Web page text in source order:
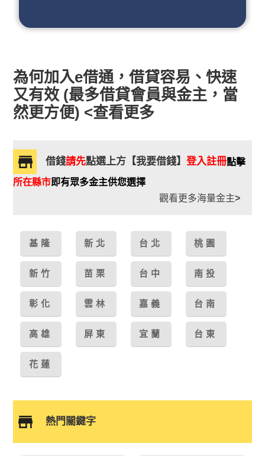
為何加入e借通，借貸容易、快速
又有效 (最多借貸會員與金主，當
然更方便) <查看更多
借錢請先點選上方【我要借錢】登入註冊點擊
所在縣市即有眾多金主供您選擇
觀看更多海量金主>
基隆 新北 台北 桃園
新竹 苗栗 台中 南投
彰化 雲林 嘉義 台南
高雄 屏東 宜蘭 台東
花蓮
熱門關鍵字